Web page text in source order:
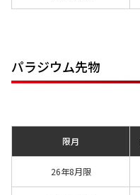
パラジウム先物
限月
26年8月限